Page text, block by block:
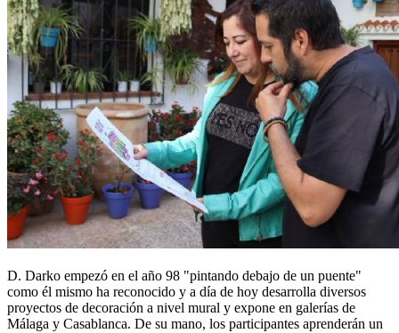
D. Darko empezó en el año 98 "pintando debajo de un puente"
como él mismo ha reconocido y a día de hoy desarrolla diversos
proyectos de decoración a nivel mural y expone en galerías de
Málaga y Casablanca. De su mano, los participantes aprenderán un